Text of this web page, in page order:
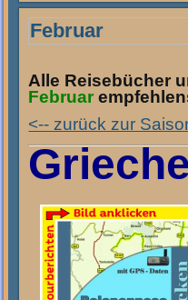
Februar
Alle Reisebücher
Februar
<-- zurück zur